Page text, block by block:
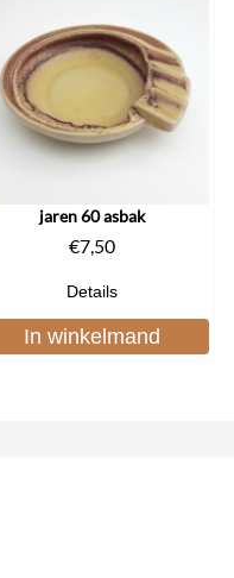
jaren 60 asbak
€7,50
Details
In winkelmand